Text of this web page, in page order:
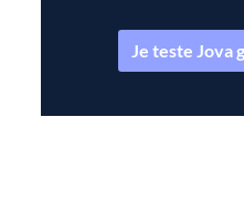
Je teste Jova